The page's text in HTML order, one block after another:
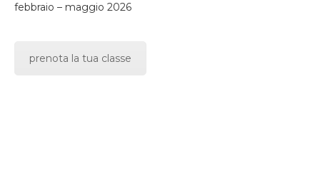
febbraio – maggio 2026
prenota la tua classe